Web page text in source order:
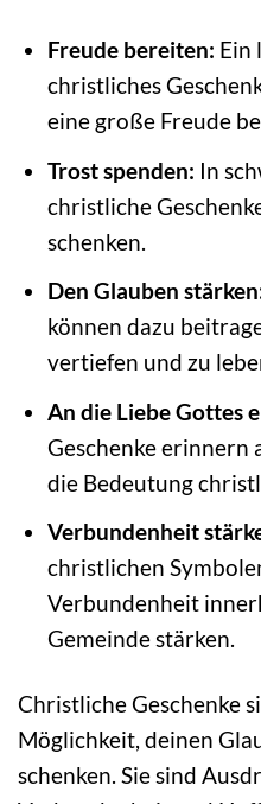
Freude bereiten: Ein
christliches
eine große Freude
Trost spenden: In
christliche
schenken.
Den Glauben
können dazu
vertiefen und zu
An die Liebe Gottes
Geschenke erinnern
die Bedeutung
Verbundenheit
christlichen
Verbundenheit
Gemeinde stärken.
Christliche Geschenke
Möglichkeit, deinen
schenken. Sie sind